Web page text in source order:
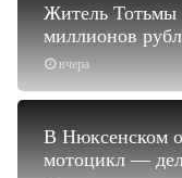
вчера
Житель Тотьмы
миллионов
В Нюксенском
мотоцикл —